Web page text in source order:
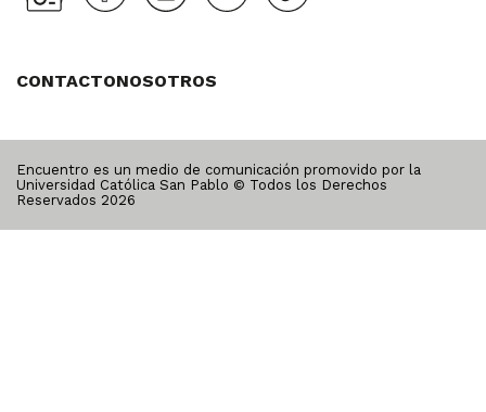
CONTACTONOSOTROS
Encuentro es un medio de comunicación promovido por la
Universidad Católica San Pablo © Todos los Derechos
Reservados 2026